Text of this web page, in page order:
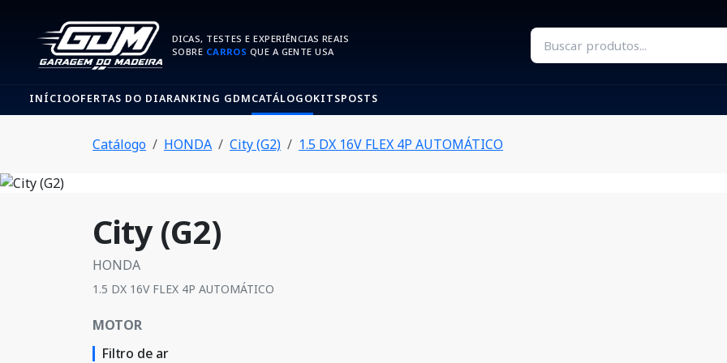
DICAS, TESTES E EXPERIÊNCIAS REAIS
SOBRE CARROS QUE A GENTE USA
INÍCIOOFERTAS DO DIARANKING GDMCATÁLOGOKITSPOSTS
Catálogo HONDA City (G2) 1.5 DX 16V FLEX 4P AUTOMÁTICO
City (G2)
HONDA
1.5 DX 16V FLEX 4P AUTOMÁTICO
MOTOR
Filtro de ar